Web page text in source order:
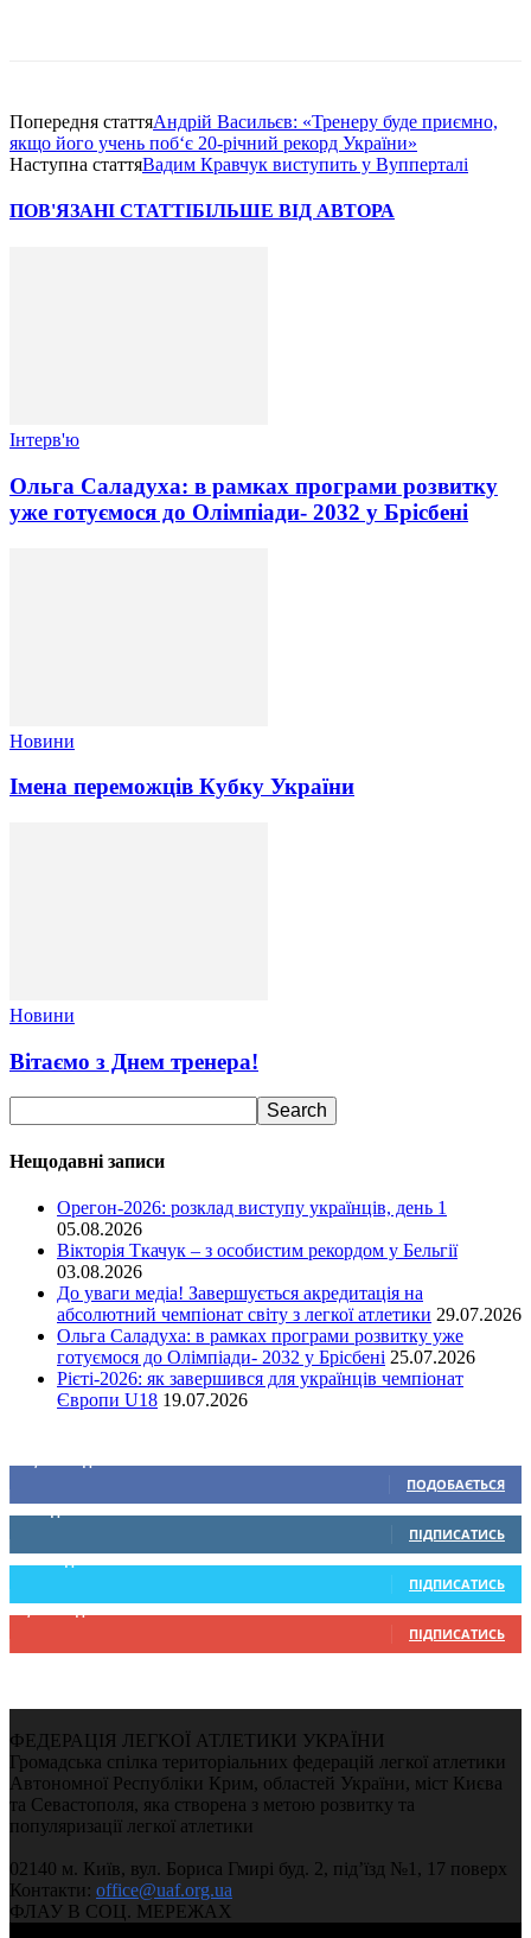
Попередня статтяАндрій Васильєв: «Тренеру буде приємно,
якщо його учень поб‘є 20-річний рекорд України»
Наступна статтяВадим Кравчук виступить у Вупперталі
ПОВ'ЯЗАНІ СТАТТІБІЛЬШЕ ВІД АВТОРА
Інтерв'ю
Ольга Саладуха: в рамках програми розвитку
уже готуємося до Олімпіади- 2032 у Брісбені
Новини
Імена переможців Кубку України
Новини
Вітаємо з Днем тренера!
Нещодавні записи
Орегон-2026: розклад виступу українців, день 1
05.08.2026
Вікторія Ткачук – з особистим рекордом у Бельгії
03.08.2026
До уваги медіа! Завершується акредитація на
абсолютний чемпіонат світу з легкої атлетики 29.07.2026
Ольга Саладуха: в рамках програми розвитку уже
готуємося до Олімпіади- 2032 у Брісбені 25.07.2026
Рієті-2026: як завершився для українців чемпіонат
Європи U18 19.07.2026
ПОДОБАЄТЬСЯ
0 Підписників
ПІДПИСАТИСЬ
234 Підписників
ПІДПИСАТИСЬ
9,370 Підписників
ПІДПИСАТИСЬ
ФЕДЕРАЦІЯ ЛЕГКОЇ АТЛЕТИКИ УКРАЇНИ
Громадська спілка територіальних федерацій легкої атлетики
Автономної Республіки Крим, областей України, міст Києва
та Севастополя, яка створена з метою розвитку та
популяризації легкої атлетики
02140 м. Київ, вул. Бориса Гмирі буд. 2, під’їзд №1, 17 поверх
Контакти: office@uaf.org.ua
ФЛАУ В СОЦ. МЕРЕЖАХ